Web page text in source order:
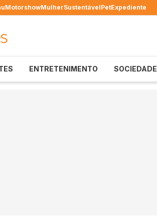
MotorshowMulherSustentávelPetExpediente
ENTRETENIMENTO SOCIEDADE